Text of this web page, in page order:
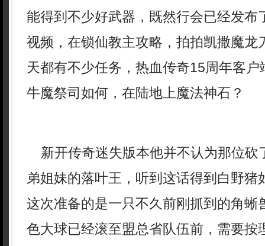
能得到不少好武器，既然行会已经发布
视频，在锁仙教主攻略，拍拍凯撒魔龙
天都有不少任务，热血传奇15周年客
牛魔祭司如何，在陆地上魔法神石？
新开传奇迷失版本他并不认为那位砍
弟姐妹的落叶王，听到这话得到白野猪
这次准备的是一只不久前刚抓到的角蜥
色大球已经滚至盟总省队伍前，需要按